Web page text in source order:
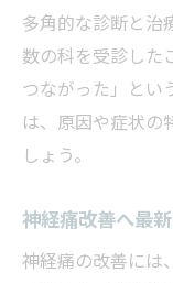
多角的な診断と治
数の科を受診した
つながった」とい
は、原因や症状の
しょう。
神経痛改善へ最
神経痛の改善には